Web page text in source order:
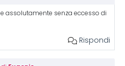
assolutamente senza eccesso di
Rispondi